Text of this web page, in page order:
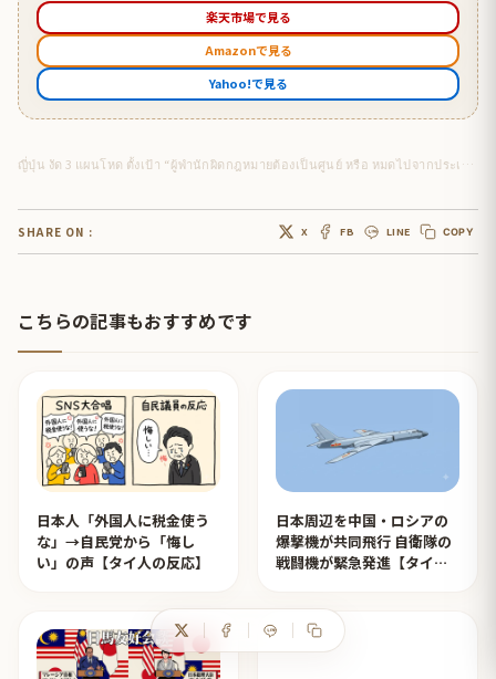
楽天市場で見る
Amazonで見る
Yahoo!で見る
ญี่ปุ่น งัด 3 แผนโหด ตั้งเป้า “ผู้พำนักผิดกฎหมายต้องเป็นศูนย์ หรือ หมดไปจากประเทศ” เพื่อความปลอดภัยและความมั่นใจของประชาชน ภายในปี 2028
SHARE ON : X FB LINE COPY
こちらの記事もおすすめです
日本人「外国人に税金使う
な」→自民党から「悔し
い」の声【タイ人の反応】
日本周辺を中国・ロシアの
爆撃機が共同飛行 自衛隊の
戦闘機が緊急発進【タイ人